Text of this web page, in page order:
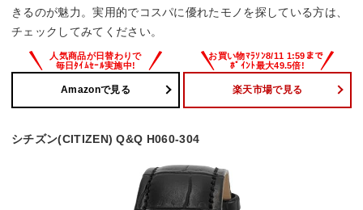
きるのが魅力。実用的でコスパに優れたモノを探している方は、
チェックしてみてください。
Amazonで見る 楽天市場で見る
シチズン(CITIZEN) Q&Q H060-304